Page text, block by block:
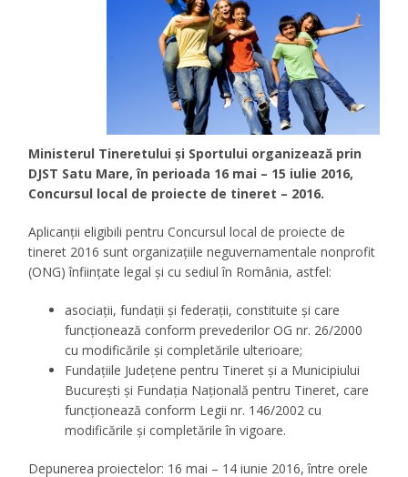
Ministerul Tineretului şi Sportului organizează prin
DJST Satu Mare, în perioada 16 mai – 15 iulie 2016,
Concursul local de proiecte de tineret – 2016.
Aplicanţii eligibili pentru Concursul local de proiecte de
tineret 2016 sunt organizațiile neguvernamentale nonprofit
(ONG) înfiinţate legal şi cu sediul în România, astfel:
asociaţii, fundaţii şi federaţii, constituite și care
funcționează conform prevederilor OG nr. 26/2000
cu modificările și completările ulterioare;
Fundațiile Județene pentru Tineret și a Municipiului
București și Fundația Națională pentru Tineret, care
funcționează conform Legii nr. 146/2002 cu
modificările și completările în vigoare.
Depunerea proiectelor: 16 mai – 14 iunie 2016, între orele